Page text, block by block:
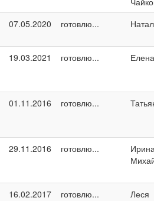
07.05.2020 готовлю...
19.03.2021 готовлю... Елена
01.11.2016 готовлю...
29.11.2016 готовлю...
16.02.2017 готовлю...
Леся